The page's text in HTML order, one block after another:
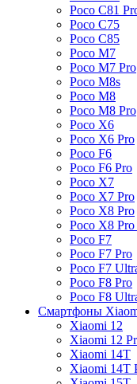
Poco C81
Poco C75
Poco C85
Poco M7
Poco M7 Pro
Poco M8s
Poco M8
Poco M8 Pro
Poco X6
Poco X6 Pro
Poco F6
Poco F6 Pro
Poco X7
Poco X7 Pro
Poco X8 Pro
Poco X8
Poco F7
Poco F7 Pro
Poco F7
Poco F8 Pro
Poco F8
Смартфоны
Xiaomi 12
Xiaomi 12
Xiaomi 14T
Xiaomi 14T